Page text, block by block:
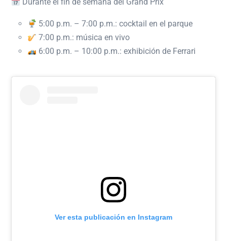
5:00 p.m. – 7:00 p.m.: cocktail en el parque
7:00 p.m.: música en vivo
6:00 p.m. – 10:00 p.m.: exhibición de Ferrari
Ver esta publicación en Instagram